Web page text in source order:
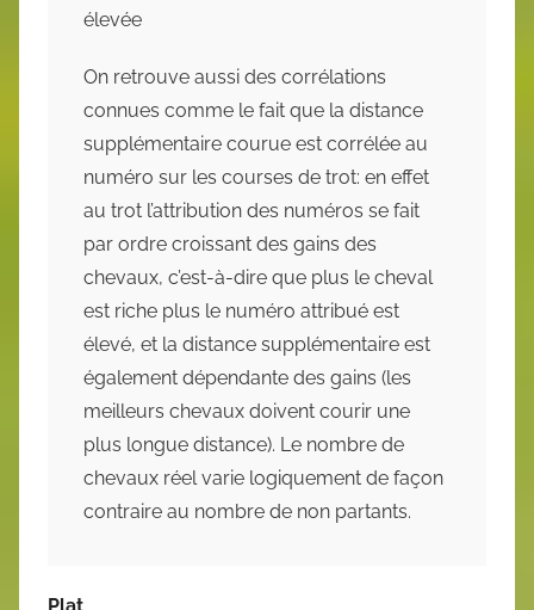
élevée
On retrouve aussi des corrélations
connues comme le fait que la distance
supplémentaire courue est corrélée au
numéro sur les courses de trot: en effet
au trot l’attribution des numéros se fait
par ordre croissant des gains des
chevaux, c’est-à-dire que plus le cheval
est riche plus le numéro attribué est
élevé, et la distance supplémentaire est
également dépendante des gains (les
meilleurs chevaux doivent courir une
plus longue distance). Le nombre de
chevaux réel varie logiquement de façon
contraire au nombre de non partants.